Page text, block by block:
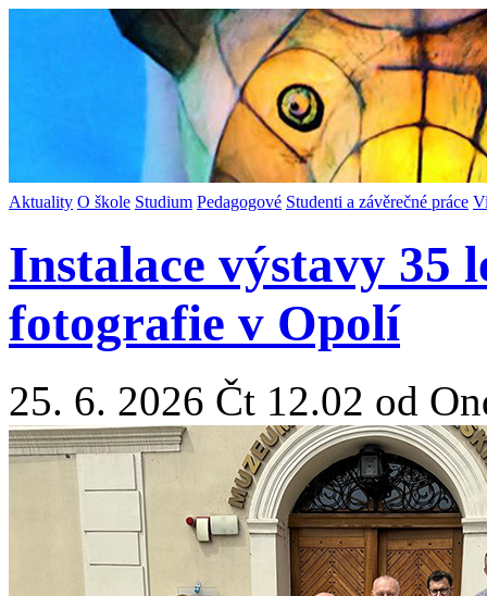
Aktuality O škole Studium Pedagogové Studenti a závěrečné práce
Instalace výstavy 35
fotografie v Opolí
25. 6. 2026 Čt 12.02 od